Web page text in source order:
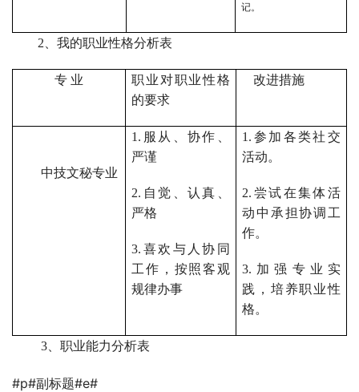
记。
2 、我的职业性格分析表
专 业
职业对职业性格
的要求
改进措施
中技文秘专业
1. 服从、协作、
严谨
2. 自觉、认真、
严格
3. 喜欢与人协同
工作，按照客观
规律办事
1. 参加各类社交
活动。
2. 尝试在集体活
动中承担协调工
作。
3. 加强专业实
践，培养职业性
格。
3 、职业能力分析表
#p#副标题#e#